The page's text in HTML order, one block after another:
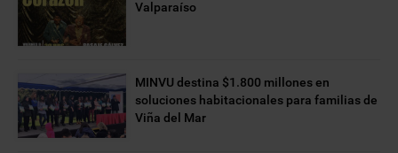
Valparaíso
MINVU destina $1.800 millones en
soluciones habitacionales para familias de
Viña del Mar